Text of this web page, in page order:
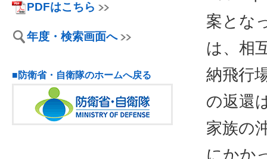
PDFはこちら
年度・検索画面へ
■防衛省・自衛隊のホームへ戻る
案とな
は、相
納飛行
の返還
家族の
にかか